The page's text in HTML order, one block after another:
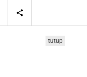
tutup